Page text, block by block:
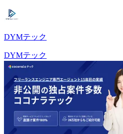
DYMテック
DYMテック